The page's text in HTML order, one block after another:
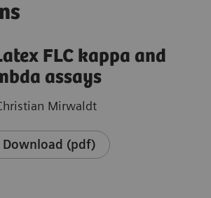
FLC kappa and
assays
Mirwaldt
Download (pdf)